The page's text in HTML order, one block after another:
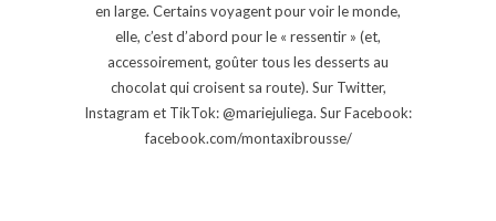
en large. Certains voyagent pour voir le monde,
elle, c’est d’abord pour le « ressentir » (et,
accessoirement, goûter tous les desserts au
chocolat qui croisent sa route). Sur Twitter,
Instagram et TikTok: @mariejuliega. Sur Facebook:
facebook.com/montaxibrousse/